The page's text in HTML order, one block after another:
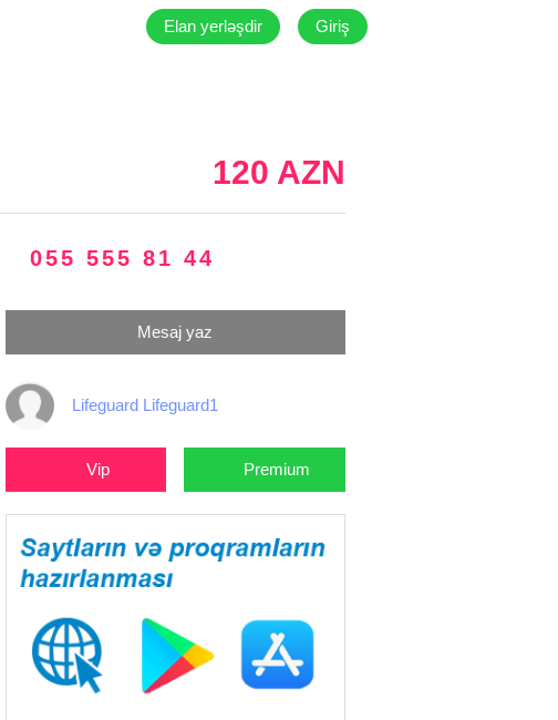
Elan yerləşdir Giriş
120 AZN
055 555 81 44
Mesaj yaz
Lifeguard Lifeguard1
Vip Premium